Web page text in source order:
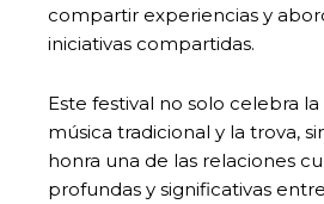
compartir experiencias y
iniciativas compartidas.
Este festival no solo celebra
música tradicional y la trova,
honra una de las relaciones
profundas y significativas